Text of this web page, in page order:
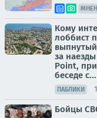
Кому
лоббист
за
Point,
беседе с...
ПАБЛИКИ
Бойцы